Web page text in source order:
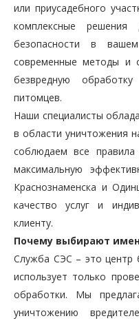
или приусадебного
комплексные
безопасности в
современные методы и
безвредную
питомцев.
Наши специалисты
в области уничтожения
соблюдаем все
максимальную
Краснознаменска и
качество услуг и
клиенту.
Почему выбирают
Служба СЭС – это центр
использует только
обработки. Мы
уничтожению